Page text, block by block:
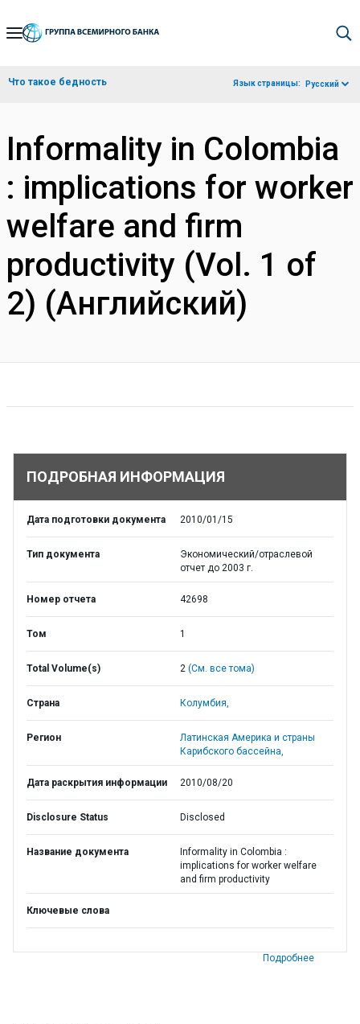
Skip
Navigation
Что такое бедность Язык страницы: Русский
Informality in Colombia
: implications for worker
welfare and firm
productivity (Vol. 1 of
2) (Английский)
ПОДРОБНАЯ ИНФОРМАЦИЯ
Дата подготовки документа 2010/01/15
Тип документа
Экономический/отраслевой
отчет до 2003 г.
Номер отчета 42698
Том 1
Total Volume(s) 2 (См. все тома)
Страна Колумбия,
Регион
Латинская Америка и страны
Карибского бассейна,
Дата раскрытия информации 2010/08/20
Disclosure Status Disclosed
Название документа
Informality in Colombia :
implications for worker welfare
and firm productivity
Ключевые слова
Подробнее